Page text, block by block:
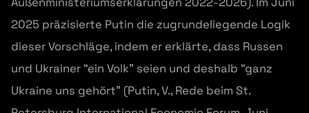
2025 präzisierte Putin die zugrundeliegende Logik
dieser Vorschläge, indem er erklärte, dass Russen
und Ukrainer “ein Volk” seien und deshalb “ganz
Ukraine uns gehört” (Putin, V., Rede beim St.